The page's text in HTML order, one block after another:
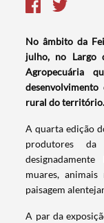
No âmbito da
julho, no Largo
Agropecuária
rural do território.
A quarta edição
produtores
muares,
paisagem
A par da